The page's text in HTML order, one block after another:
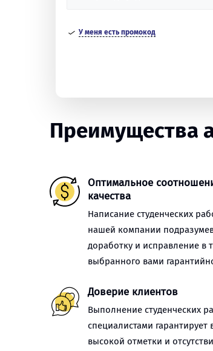
У меня есть промокод
Преимущества
Оптимальное
качества
Написание студенческих
нашей компании
доработку и исправление в
выбранного вами
Доверие клиентов
Выполнение студенческих
специалистами гарантирует
высокой отметки и